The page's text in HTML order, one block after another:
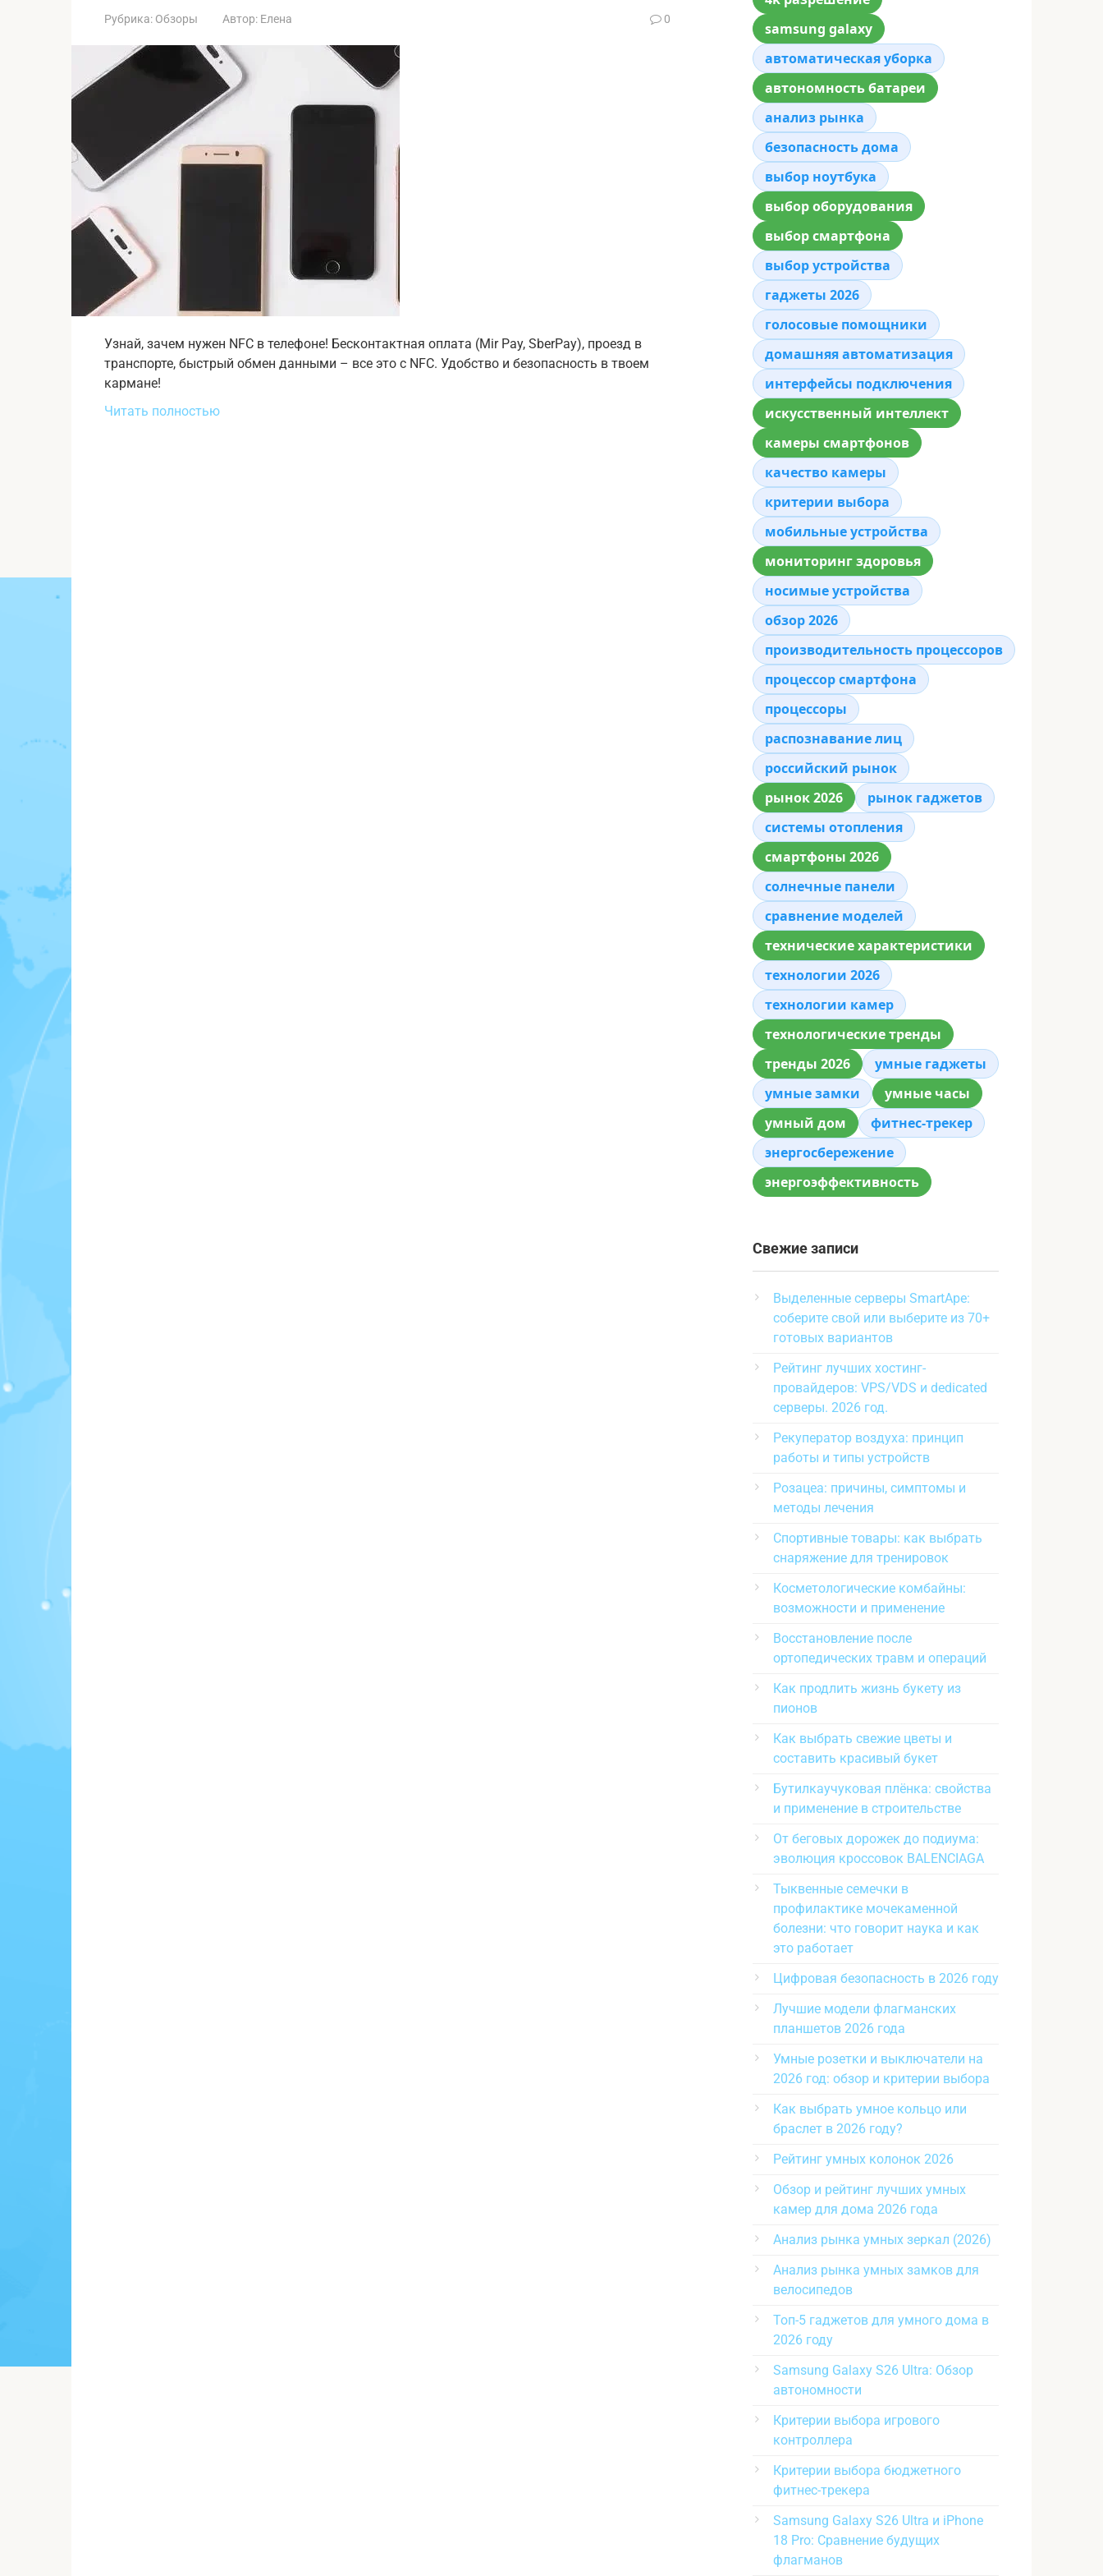
Рубрика: Обзоры Автор: Елена 0
Узнай, зачем нужен NFC в телефоне! Бесконтактная оплата (Mir Pay, SberPay), проезд в
транспорте, быстрый обмен данными – все это с NFC. Удобство и безопасность в твоем
кармане!
Читать полностью
samsung galaxy
автоматическая уборка
автономность батареи
анализ рынка
безопасность дома
выбор ноутбука
выбор оборудования
выбор смартфона
выбор устройства
гаджеты 2026
голосовые помощники
домашняя автоматизация
интерфейсы подключения
искусственный интеллект
камеры смартфонов
качество камеры
критерии выбора
мобильные устройства
мониторинг здоровья
носимые устройства
обзор 2026
производительность процессоров
процессор смартфона
процессоры
распознавание лиц
российский рынок
рынок 2026
рынок гаджетов
системы отопления
смартфоны 2026
солнечные панели
сравнение моделей
технические характеристики
технологии 2026
технологии камер
технологические тренды
тренды 2026
умные гаджеты
умные замки
умные часы
умный дом
фитнес-трекер
энергосбережение
энергоэффективность
Свежие записи
Выделенные серверы SmartApe:
соберите свой или выберите из 70+
готовых вариантов
Рейтинг лучших хостинг-
провайдеров: VPS/VDS и dedicated
серверы. 2026 год.
Рекуператор воздуха: принцип
работы и типы устройств
Розацеа: причины, симптомы и
методы лечения
Спортивные товары: как выбрать
снаряжение для тренировок
Косметологические комбайны:
возможности и применение
Восстановление после
ортопедических травм и операций
Как продлить жизнь букету из
пионов
Как выбрать свежие цветы и
составить красивый букет
Бутилкаучуковая плёнка: свойства
и применение в строительстве
От беговых дорожек до подиума:
эволюция кроссовок BALENCIAGA
Тыквенные семечки в
профилактике мочекаменной
болезни: что говорит наука и как
это работает
Цифровая безопасность в 2026 году
Лучшие модели флагманских
планшетов 2026 года
Умные розетки и выключатели на
2026 год: обзор и критерии выбора
Как выбрать умное кольцо или
браслет в 2026 году?
Рейтинг умных колонок 2026
Обзор и рейтинг лучших умных
камер для дома 2026 года
Анализ рынка умных зеркал (2026)
Анализ рынка умных замков для
велосипедов
Топ-5 гаджетов для умного дома в
2026 году
Samsung Galaxy S26 Ultra: Обзор
автономности
Критерии выбора игрового
контроллера
Критерии выбора бюджетного
фитнес-трекера
Samsung Galaxy S26 Ultra и iPhone
18 Pro: Сравнение будущих
флагманов